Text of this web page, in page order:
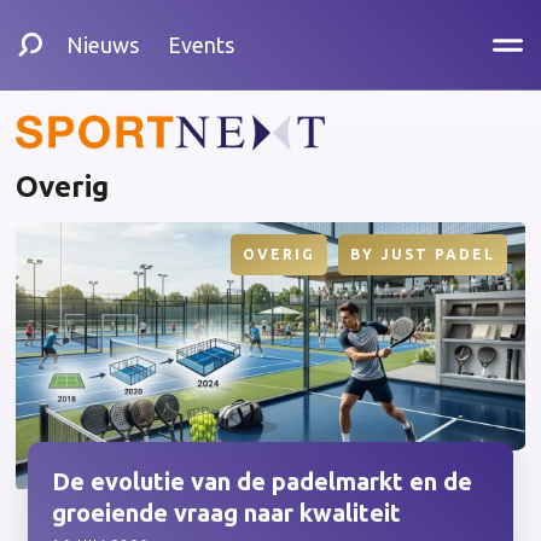
Nieuws Events
Overig
De evolutie van de padelmarkt en de
groeiende vraag naar kwaliteit
OVERIG BYJUST PADEL